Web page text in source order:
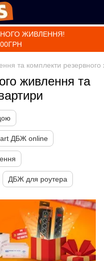
ЖИВЛЕННЯ!
та комплекти
живлення та
ДБЖ online
ДБЖ для роутера